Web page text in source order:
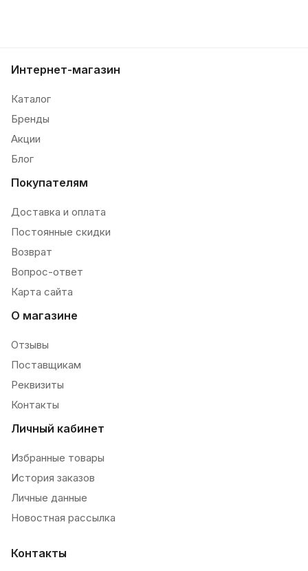
Интернет-магазин
Каталог
Бренды
Акции
Блог
Покупателям
Доставка и оплата
Постоянные скидки
Возврат
Вопрос-ответ
Карта сайта
О магазине
Отзывы
Поставщикам
Реквизиты
Контакты
Личный кабинет
Избранные товары
История заказов
Личные данные
Новостная рассылка
Контакты